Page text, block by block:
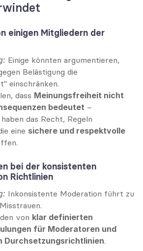
einigen Mitgliedern der
Einige könnten argumentieren,
Belästigung die
einschränken.
dass Meinungsfreiheit nicht
bedeutet –
das Recht, Regeln
eine sichere und respektvolle
bei der konsistenten
Richtlinien
Inkonsistente Moderation führt zu
von klar definierten
für Moderatoren und
Durchsetzungsrichtlinien.